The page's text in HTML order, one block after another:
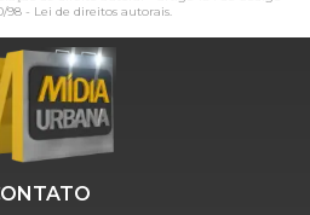
98 - Lei de direitos autorais.